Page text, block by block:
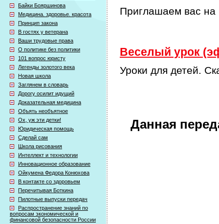
Байки Бояршинова
Медицина. здоровье. красота
Принцип закона
В гостях у ветерана
Ваши трудовые права
О политике без политики
101 вопрос юристу
Легенды золотого века
Новая школа
Заглянем в словарь
Дорогу осилит идущий
Доказательная медицина
Объять необъятное
Ох, уж эти детки!
Юридическая помощь
Сделай сам
Школа рисования
Интеллект и технологии
Инновационное образование
Ойкумена Федора Конюхова
В контакте со здоровьем
Перечитывая Боткина
Пилотные выпуски передач
Распространение знаний по
вопросам экономической и
финансовой безопасности России
Приглашаем вас
Веселый урок
Уроки для детей.
Данная